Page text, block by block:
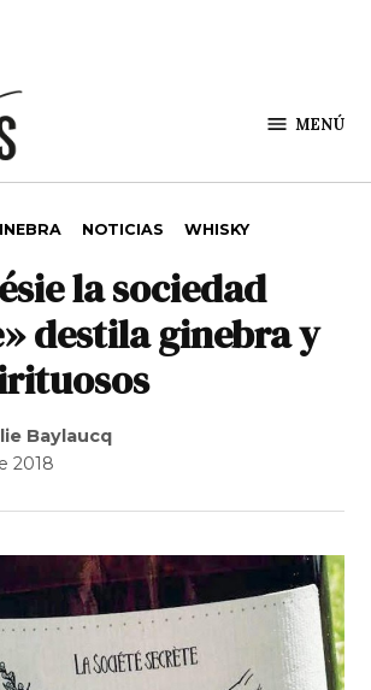
MENÚ
NOTICIAS WHISKY
la sociedad
destila ginebra y
Baylaucq
2018